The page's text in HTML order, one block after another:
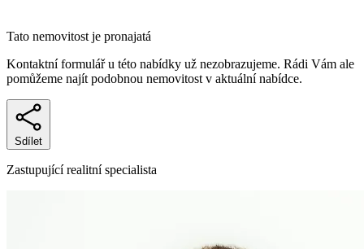
Tato nemovitost je pronajatá
Kontaktní formulář u této nabídky už nezobrazujeme. Rádi Vám ale
pomůžeme najít podobnou nemovitost v aktuální nabídce.
Sdílet
Zastupující realitní specialista